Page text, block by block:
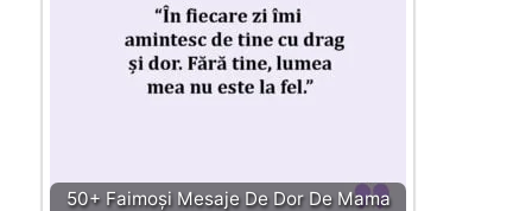
50+ Faimoși Mesaje De Dor De Mama